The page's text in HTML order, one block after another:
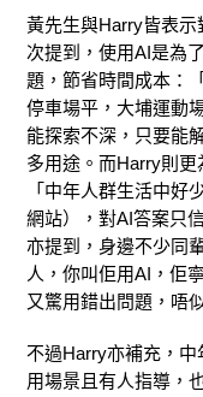
黃先生與Harry皆表
次提到，使用AI是為
題，節省時間成本：
停車場平，大埔運動
能探索不深，只要能
多用途。而Harry則更
「中年人群生活中好
網站），對AI答案只
亦提到，身邊不少同
人，你叫佢用AI，佢
又驚用錯出問題，唔
不過Harry亦補充，
用場景且有人指導，